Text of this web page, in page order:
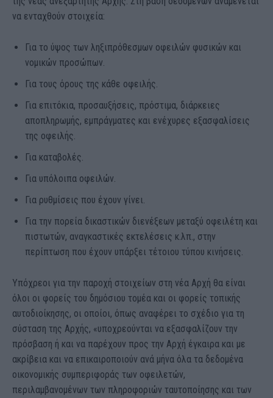
να ενταχθούν στοιχεία:
Για το ύψος των ληξιπρόθεσμων οφειλών φυσικών και
νομικών προσώπων.
Για τους όρους της κάθε οφειλής.
Για επιτόκια, προσαυξήσεις, πρόστιμα, διάρκειες
αποπληρωμής, εμπράγματες και ενέχυρες εξασφαλίσεις
της οφειλής.
Για καταβολές.
Για υπόλοιπα οφειλών.
Για ρυθμίσεις που έχουν γίνει.
Για την πορεία δικαστικών διενέξεων μεταξύ οφειλέτη και
πιστωτών, αναγκαστικές εκτελέσεις κ.λπ., στην
περίπτωση που έχουν υπάρξει τέτοιου τύπου κινήσεις.
Υπόχρεοι για την παροχή στοιχείων στη νέα Αρχή θα είναι
όλοι οι φορείς του δημόσιου τομέα και οι φορείς τοπικής
αυτοδιοίκησης, οι οποίοι, όπως αναφέρει το σχέδιο για τη
σύσταση της Αρχής, «υποχρεούνται να εξασφαλίζουν την
πρόσβαση ή και να παρέχουν προς την Αρχή έγκαιρα και με
ακρίβεια και να επικαιροποιούν ανά μήνα όλα τα δεδομένα
οικονομικής συμπεριφοράς των οφειλετών,
περιλαμβανομένων των πληροφοριών ταυτοποίησης και των